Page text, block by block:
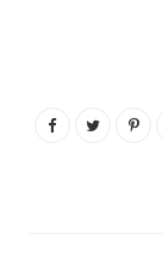
constituent une